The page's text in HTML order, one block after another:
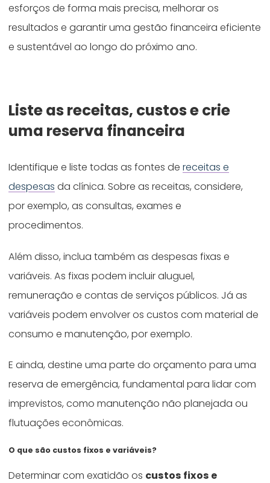
esforços de forma mais precisa, melhorar os
resultados e garantir uma gestão financeira eficiente
e sustentável ao longo do próximo ano.
Liste as receitas, custos e crie
uma reserva financeira
Identifique e liste todas as fontes dereceitas e
despesas da clínica. Sobre as receitas, considere,
por exemplo, as consultas, exames e
procedimentos.
Além disso, inclua também as despesas fixas e
variáveis. As fixas podem incluir aluguel,
remuneração e contas de serviços públicos. Já as
variáveis podem envolver os custos com material de
consumo e manutenção, por exemplo.
E ainda, destine uma parte do orçamento para uma
reserva de emergência, fundamental para lidar com
imprevistos, como manutenção não planejada ou
flutuações econômicas.
O que são custos fixos e variáveis?
Determinar com exatidão os custos fixos e